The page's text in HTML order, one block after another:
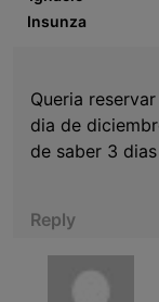
Insunza
Queria
dia de
de saber 3
Reply